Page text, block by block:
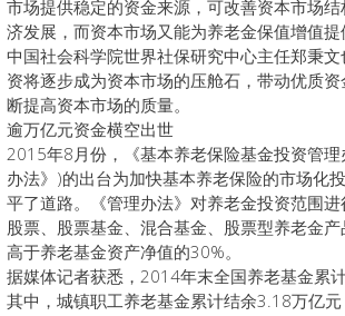
市场提供稳定的资金来源，可改善资本市场
济发展，而资本市场又能为养老金保值增值提
中国社会科学院世界社保研究中心主任郑秉
资将逐步成为资本市场的压舱石，带动优质
断提高资本市场的质量。
逾万亿元资金横空出世
2015年8月份，《基本养老保险基金投资管
办法》)的出台为加快基本养老保险的市场化
平了道路。《管理办法》对养老金投资范围
股票、股票基金、混合基金、股票型养老金
高于养老基金资产净值的30%。
据媒体记者获悉，2014年末全国养老基金累
其中，城镇职工养老基金累计结余3.18万亿